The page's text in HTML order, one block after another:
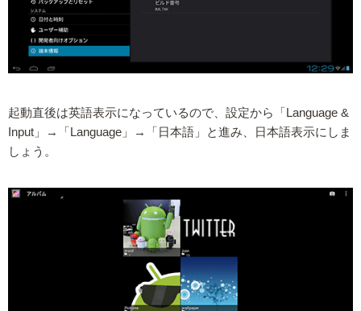
起動直後は英語表示になっているので、設定から「Language &
Input」→「Language」→「日本語」と進み、日本語表示にしま
しょう。